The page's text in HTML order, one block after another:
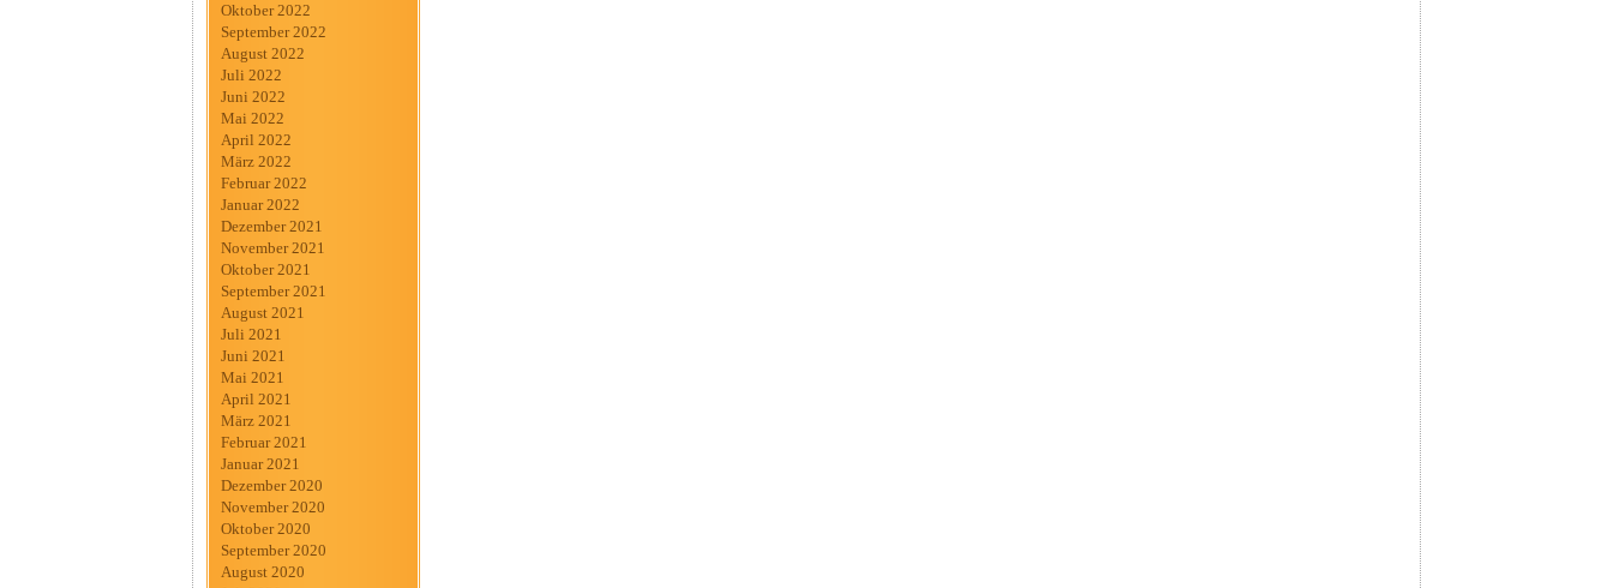
Oktober 2022
September 2022
August 2022
Juli 2022
Juni 2022
Mai 2022
April 2022
März 2022
Februar 2022
Januar 2022
Dezember 2021
November 2021
Oktober 2021
September 2021
August 2021
Juli 2021
Juni 2021
Mai 2021
April 2021
März 2021
Februar 2021
Januar 2021
Dezember 2020
November 2020
Oktober 2020
September 2020
August 2020